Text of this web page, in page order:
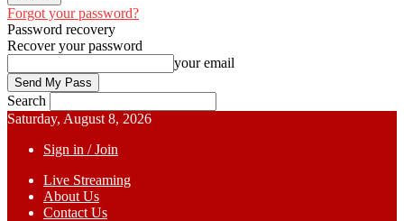
Forgot your password?
Password recovery
Recover your password
your email
Search
Saturday, August 8, 2026
Sign in / Join
Live Streaming
About Us
Contact Us